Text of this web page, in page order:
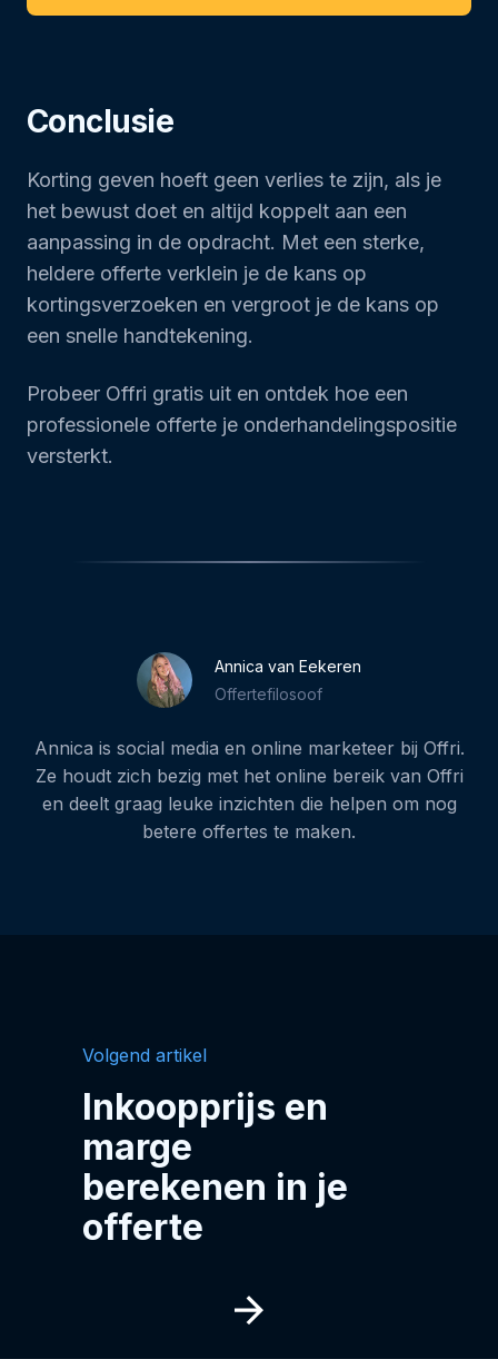
Conclusie
Korting geven hoeft geen verlies te zijn, als je
het bewust doet en altijd koppelt aan een
aanpassing in de opdracht. Met een sterke,
heldere offerte verklein je de kans op
kortingsverzoeken en vergroot je de kans op
een snelle handtekening.
Probeer Offri gratis uit en ontdek hoe een
professionele offerte je onderhandelingspositie
versterkt.
Annica van Eekeren
Offertefilosoof
Annica is social media en online marketeer bij Offri.
Ze houdt zich bezig met het online bereik van Offri
en deelt graag leuke inzichten die helpen om nog
betere offertes te maken.
Volgend artikel
Inkoopprijs en
marge
berekenen in je
offerte